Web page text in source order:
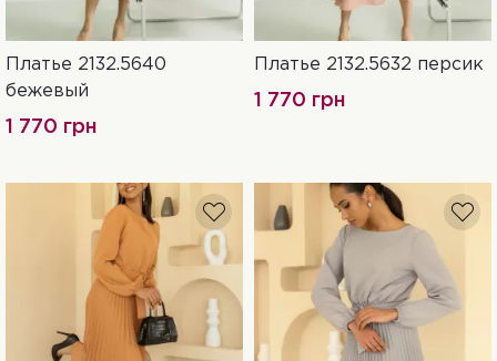
S-M L-XL XXL-3XL
Платье 2132.5640
бежевый
1 770 грн
S-M L-XL XXL-3XL
Платье 2132.5632 персик
1 770 грн